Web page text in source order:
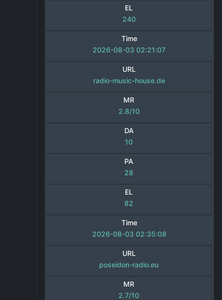
EL
240
Time
2026-08-03 02:21:07
URL
radio-music-house.de
MR
2.8/10
DA
10
PA
28
EL
82
Time
2026-08-03 02:35:08
URL
poseidon-radio.eu
MR
2.7/10